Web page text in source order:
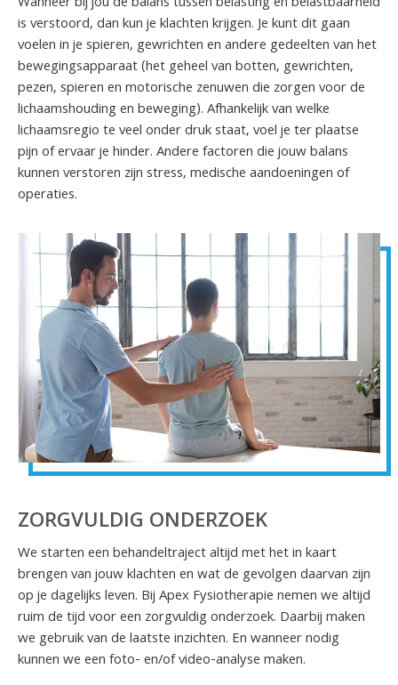
is verstoord, dan kun je klachten krijgen. Je kunt dit gaan
voelen in je spieren, gewrichten en andere gedeelten van het
bewegingsapparaat (het geheel van botten, gewrichten,
pezen, spieren en motorische zenuwen die zorgen voor de
lichaamshouding en beweging). Afhankelijk van welke
lichaamsregio te veel onder druk staat, voel je ter plaatse
pijn of ervaar je hinder. Andere factoren die jouw balans
kunnen verstoren zijn stress, medische aandoeningen of
operaties.
ZORGVULDIG ONDERZOEK
We starten een behandeltraject altijd met het in kaart
brengen van jouw klachten en wat de gevolgen daarvan zijn
op je dagelijks leven. Bij Apex Fysiotherapie nemen we altijd
ruim de tijd voor een zorgvuldig onderzoek. Daarbij maken
we gebruik van de laatste inzichten. En wanneer nodig
kunnen we een foto- en/of video-analyse maken.